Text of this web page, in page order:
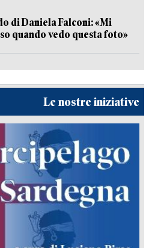
di Daniela Falconi: «Mi
quando vedo questa foto»
Le nostre iniziative